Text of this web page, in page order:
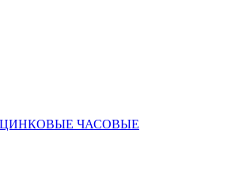
ЦИНКОВЫЕ ЧАСОВЫЕ